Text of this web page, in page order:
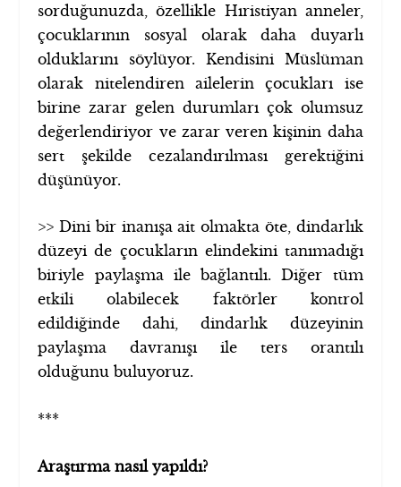
sorduğunuzda, özellikle Hıristiyan anneler,
çocuklarının sosyal olarak daha duyarlı
olduklarını söylüyor. Kendisini Müslüman
olarak nitelendiren ailelerin çocukları ise
birine zarar gelen durumları çok olumsuz
değerlendiriyor ve zarar veren kişinin daha
sert şekilde cezalandırılması gerektiğini
düşünüyor.
>> Dini bir inanışa ait olmakta öte, dindarlık
düzeyi de çocukların elindekini tanımadığı
biriyle paylaşma ile bağlantılı. Diğer tüm
etkili olabilecek faktörler kontrol
edildiğinde dahi, dindarlık düzeyinin
paylaşma davranışı ile ters orantılı
olduğunu buluyoruz.
***
Araştırma nasıl yapıldı?